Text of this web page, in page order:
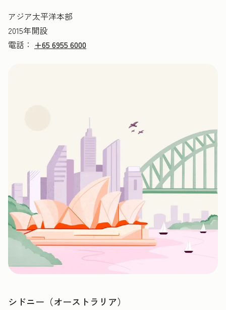
アジア太平洋本部
2015年開設
電話： +65 6955 6000
シドニー（オーストラリア）